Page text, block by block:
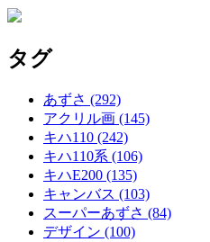
タグ
あずさ (292)
アクリル画 (145)
キハ110 (242)
キハ110系 (106)
キハE200 (135)
キャンバス (103)
スーパーあずさ (84)
デザイン (100)